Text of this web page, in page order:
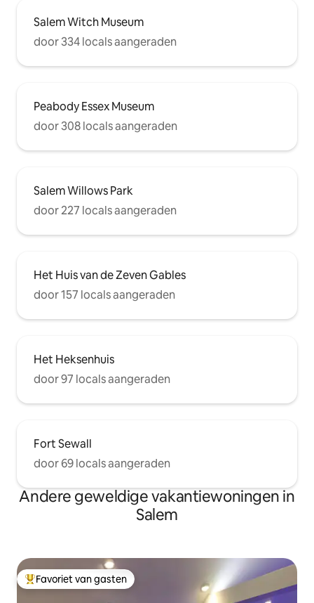
Salem Witch Museum
door 334 locals aangeraden
Peabody Essex Museum
door 308 locals aangeraden
Salem Willows Park
door 227 locals aangeraden
Het Huis van de Zeven Gables
door 157 locals aangeraden
Het Heksenhuis
door 97 locals aangeraden
Fort Sewall
door 69 locals aangeraden
Andere geweldige vakantiewoningen in
Salem
Topfavoriet van gasten
Favoriet van gasten